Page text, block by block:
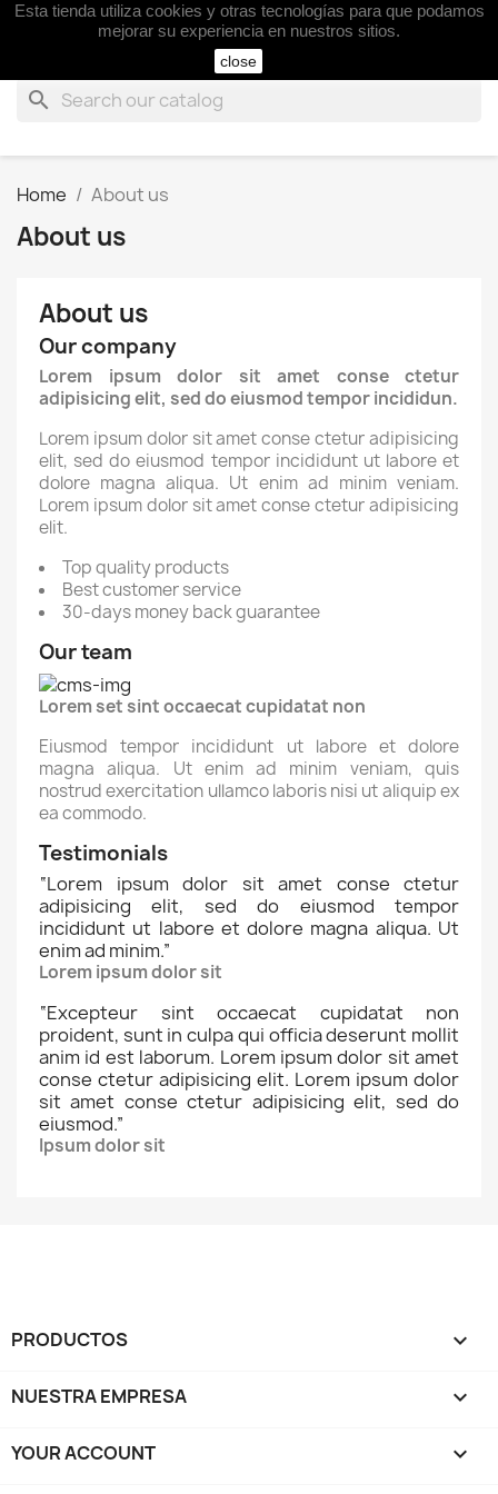
search
Home About us
About us
About us
Our company
Lorem ipsum dolor sit amet conse ctetur
adipisicing elit, sed do eiusmod tempor incididun.
Lorem ipsum dolor sit amet conse ctetur adipisicing
elit, sed do eiusmod tempor incididunt ut labore et
dolore magna aliqua. Ut enim ad minim veniam.
Lorem ipsum dolor sit amet conse ctetur adipisicing
elit.
Top quality products
Best customer service
30-days money back guarantee
Our team
Lorem set sint occaecat cupidatat non
Eiusmod tempor incididunt ut labore et dolore
magna aliqua. Ut enim ad minim veniam, quis
nostrud exercitation ullamco laboris nisi ut aliquip ex
ea commodo.
Testimonials
“Lorem ipsum dolor sit amet conse ctetur
adipisicing elit, sed do eiusmod tempor
incididunt ut labore et dolore magna aliqua. Ut
enim ad minim.”
Lorem ipsum dolor sit
“Excepteur sint occaecat cupidatat non
proident, sunt in culpa qui officia deserunt mollit
anim id est laborum. Lorem ipsum dolor sit amet
conse ctetur adipisicing elit. Lorem ipsum dolor
sit amet conse ctetur adipisicing elit, sed do
eiusmod.”
Ipsum dolor sit
PRODUCTOS 
NUESTRA EMPRESA 
YOUR ACCOUNT 
Esta tienda utiliza cookies y otras tecnologías para que podamos
mejorar su experiencia en nuestros sitios.
close